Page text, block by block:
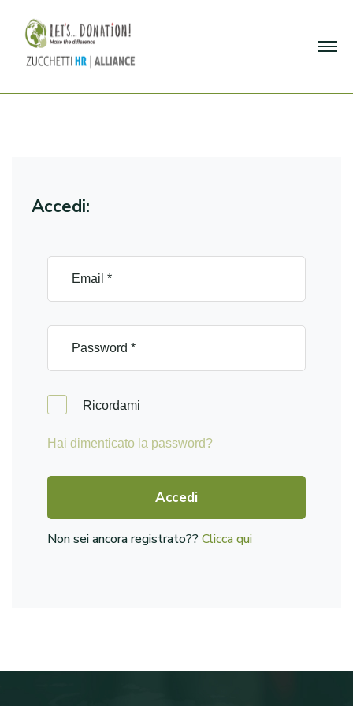
Accedi:
Ricordami
Hai dimenticato la password?
Accedi
Non sei ancora registrato??Clicca qui